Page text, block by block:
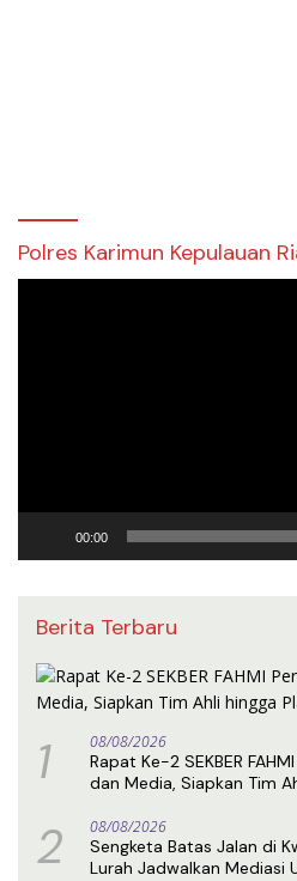
Polres Karimun Kepulauan
00:00
Berita Terbaru
1 08/08/2026
Rapat Ke-2 SEKBER
dan Media, Siapkan Tim
2 08/08/2026
Sengketa Batas Jalan di
Lurah Jadwalkan Mediasi